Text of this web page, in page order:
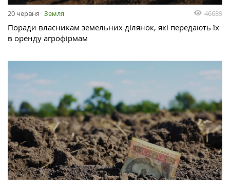
20 червня Земля 46689
Поради власникам земельних ділянок, які передають їх
в оренду агрофірмам